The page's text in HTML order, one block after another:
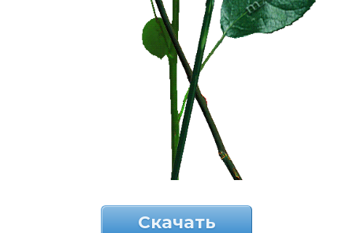
Скачать